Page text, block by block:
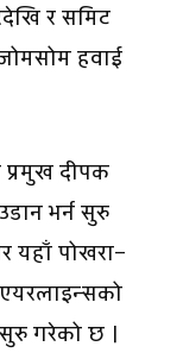
र समिट
हवाई
प्रमुख दीपक
भर्न सुरु
यहाँ पोखरा–
गरेको छ ।